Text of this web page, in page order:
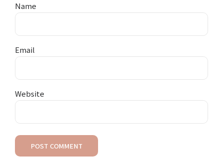
Name
Email
Website
POST COMMENT